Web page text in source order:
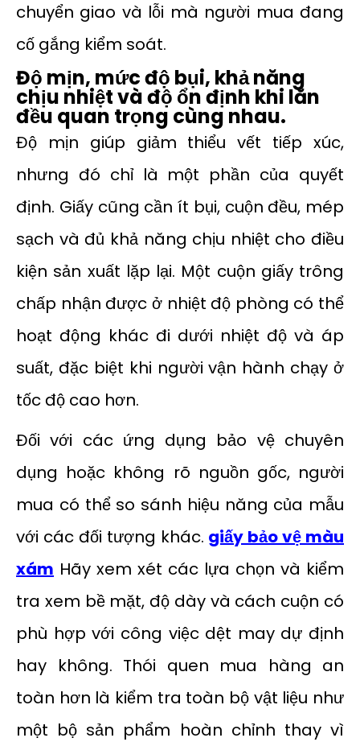
chuyển giao và lỗi mà người mua đang
cố gắng kiểm soát.
Độ mịn, mức độ bụi, khả năng
chịu nhiệt và độ ổn định khi lăn
đều quan trọng cùng nhau.
Độ mịn giúp giảm thiểu vết tiếp xúc,
nhưng đó chỉ là một phần của quyết
định. Giấy cũng cần ít bụi, cuộn đều, mép
sạch và đủ khả năng chịu nhiệt cho điều
kiện sản xuất lặp lại. Một cuộn giấy trông
chấp nhận được ở nhiệt độ phòng có thể
hoạt động khác đi dưới nhiệt độ và áp
suất, đặc biệt khi người vận hành chạy ở
tốc độ cao hơn.
Đối với các ứng dụng bảo vệ chuyên
dụng hoặc không rõ nguồn gốc, người
mua có thể so sánh hiệu năng của mẫu
với các đối tượng khác. giấy bảo vệ màu
xám Hãy xem xét các lựa chọn và kiểm
tra xem bề mặt, độ dày và cách cuộn có
phù hợp với công việc dệt may dự định
hay không. Thói quen mua hàng an
toàn hơn là kiểm tra toàn bộ vật liệu như
một bộ sản phẩm hoàn chỉnh thay vì